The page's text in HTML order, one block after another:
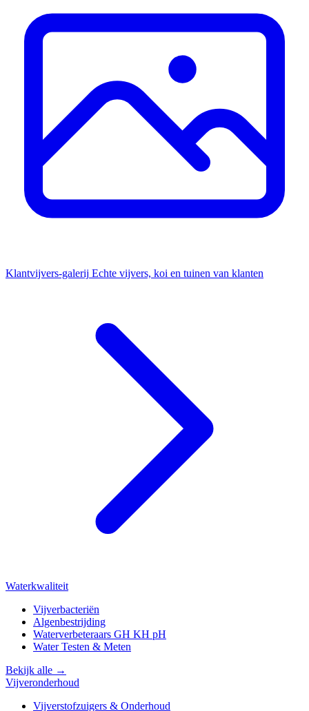
Klantvijvers-galerij Echte vijvers, koi en tuinen van klanten
Waterkwaliteit
Vijverbacteriën
Algenbestrijding
Waterverbeteraars GH KH pH
Water Testen & Meten
Bekijk alle →
Vijveronderhoud
Vijverstofzuigers & Onderhoud